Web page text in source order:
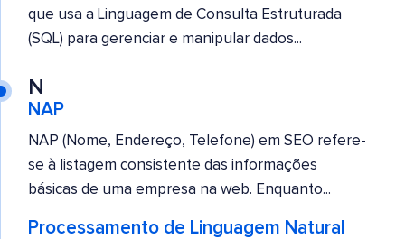
que usa a Linguagem de Consulta Estruturada
(SQL) para gerenciar e manipular dados...
N
NAP
NAP (Nome, Endereço, Telefone) em SEO refere-
se à listagem consistente das informações
básicas de uma empresa na web. Enquanto...
Processamento de Linguagem Natural